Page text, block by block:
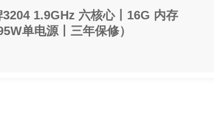
1.9GHz 六核心丨16G 内存
单电源丨三年保修）